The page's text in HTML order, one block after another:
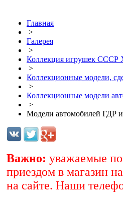
Главная
>
Галерея
>
Коллекция игрушек
>
Коллекционные модели,
>
Коллекционные модели
>
Модели автомобилей ГДР
Важно: уважаемые
приездом в магазин
на сайте. Наши